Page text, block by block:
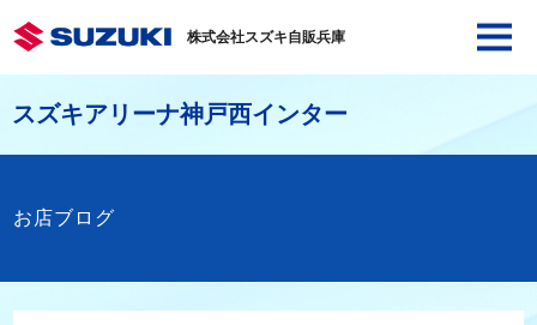
株式会社スズキ自販兵庫
スズキアリーナ神戸西インター
お店ブログ